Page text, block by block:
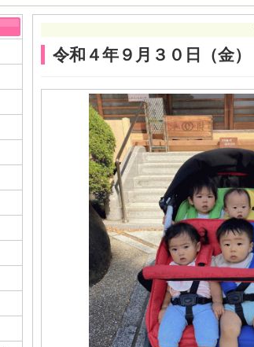
令和４年９月３０日（金）